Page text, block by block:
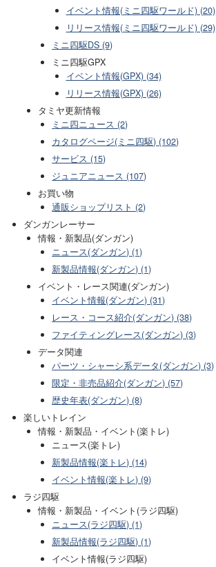
イベント情報(ミニ四駆ワールド) (20)
リリース情報(ミニ四駆ワールド) (29)
ミニ四駆DS (9)
ミニ四駆GPX
イベント情報(GPX) (34)
リリース情報(GPX) (26)
タミヤ更新情報
ミニ四ニュース (2)
カタログページ(ミニ四駆) (102)
サービス (15)
ジュニアニュース (107)
お買い物
通販ショップリスト (2)
ダンガンレーサー
情報・新製品(ダンガン)
ニュース(ダンガン) (1)
新製品情報(ダンガン) (1)
イベント・レース関連(ダンガン)
イベント情報(ダンガン) (31)
レース・コース紹介(ダンガン) (38)
ファイティングレース(ダンガン) (3)
データ関連
パーツ・シャーシ系データ(ダンガン) (3)
限定・非売品紹介(ダンガン) (57)
歴史年表(ダンガン) (8)
楽しいトレイン
情報・新製品・イベント(楽トレ)
ニュース(楽トレ)
新製品情報(楽トレ) (14)
イベント情報(楽トレ) (9)
ラジ四駆
情報・新製品・イベント(ラジ四駆)
ニュース(ラジ四駆) (1)
新製品情報(ラジ四駆) (1)
イベント情報(ラジ四駆)